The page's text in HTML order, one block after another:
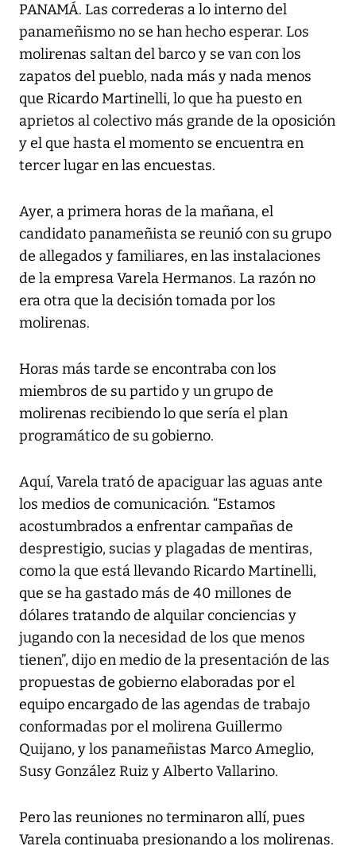
PANAMÁ. Las correderas a lo interno del
panameñismo no se han hecho esperar. Los
molirenas saltan del barco y se van con los
zapatos del pueblo, nada más y nada menos
que Ricardo Martinelli, lo que ha puesto en
aprietos al colectivo más grande de la oposición
y el que hasta el momento se encuentra en
tercer lugar en las encuestas.
Ayer, a primera horas de la mañana, el
candidato panameñista se reunió con su grupo
de allegados y familiares, en las instalaciones
de la empresa Varela Hermanos. La razón no
era otra que la decisión tomada por los
molirenas.
Horas más tarde se encontraba con los
miembros de su partido y un grupo de
molirenas recibiendo lo que sería el plan
programático de su gobierno.
Aquí, Varela trató de apaciguar las aguas ante
los medios de comunicación. “Estamos
acostumbrados a enfrentar campañas de
desprestigio, sucias y plagadas de mentiras,
como la que está llevando Ricardo Martinelli,
que se ha gastado más de 40 millones de
dólares tratando de alquilar conciencias y
jugando con la necesidad de los que menos
tienen”, dijo en medio de la presentación de las
propuestas de gobierno elaboradas por el
equipo encargado de las agendas de trabajo
conformadas por el molirena Guillermo
Quijano, y los panameñistas Marco Ameglio,
Susy González Ruiz y Alberto Vallarino.
Pero las reuniones no terminaron allí, pues
Varela continuaba presionando a los molirenas.